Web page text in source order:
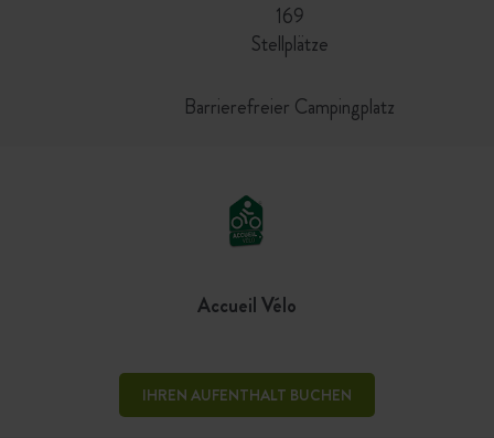
169
Stellplätze
Barrierefreier Campingplatz
Accueil Vélo
IHREN AUFENTHALT BUCHEN